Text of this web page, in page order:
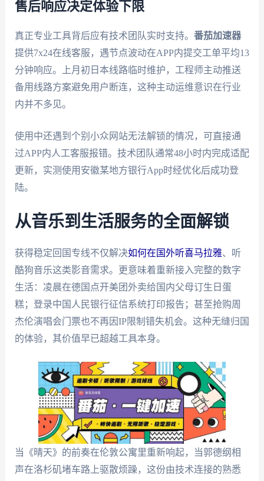
售后响应决定体验下限
真正专业工具背后应有技术团队实时支持。 番茄加速器
提供7x24在线客服，遇节点波动在APP内提交工单平均13
分钟响应。上月初日本线路临时维护，工程师主动推送
备用线路方案避免用户断连，这种主动运维意识在行业
内并不多见。
使用中还遇到个别小众网站无法解锁的情况，可直接通
过APP内人工客服报错。技术团队通常48小时内完成适配
更新，实测使用安徽某地方银行App时经优化后成功登
陆。
从音乐到生活服务的全面解锁
获得稳定回国专线不仅解决如何在国外听喜马拉雅、听
酷狗音乐这类影音需求。更意味着重新接入完整的数字
生活：凌晨在德国点开美团外卖给国内父母订生日蛋
糕；登录中国人民银行征信系统打印报告；甚至抢购周
杰伦演唱会门票也不再因IP限制错失机会。这种无缝归国
的体验，其价值早已超越工具本身。
当《晴天》的前奏在伦敦公寓里重新响起，当郭德纲相
声在洛杉矶堵车路上驱散烦躁，这份由技术连接的熟悉